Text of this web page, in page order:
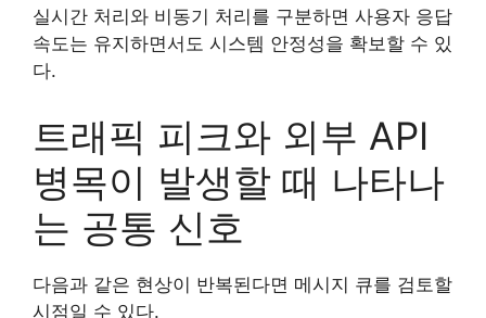
실시간 처리와 비동기 처리를 구분하면 사용자 응답
속도는 유지하면서도 시스템 안정성을 확보할 수 있
다.
트래픽 피크와 외부 API
병목이 발생할 때 나타나
는 공통 신호
다음과 같은 현상이 반복된다면 메시지 큐를 검토할
시점일 수 있다.